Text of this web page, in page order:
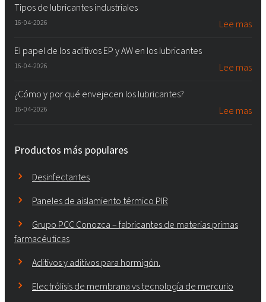
Tipos de lubricantes industriales
16-04-2026 Lee mas
El papel de los aditivos EP y AW en los lubricantes
16-04-2026 Lee mas
¿Cómo y por qué envejecen los lubricantes?
16-04-2026 Lee mas
Productos más populares
Desinfectantes
Paneles de aislamiento térmico PIR
Grupo PCC Conozca – fabricantes de materias primas
farmacéuticas
Aditivos y aditivos para hormigón.
Electrólisis de membrana vs tecnología de mercurio